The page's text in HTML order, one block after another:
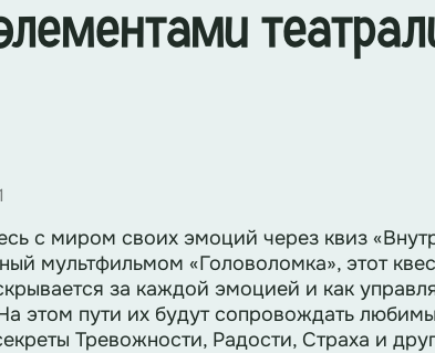
с миром своих эмоций через квиз
мультфильмом «Головоломка», этот
за каждой эмоцией и как
этом пути их будут сопровождать
Тревожности, Радости, Страха и